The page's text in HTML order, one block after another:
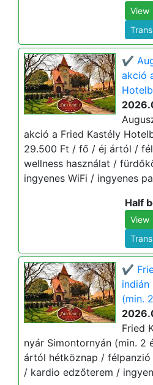
View
✔️
akció
akció a Fried Kastély
29.500 Ft / fő / éj ártól /
wellness használat /
ingyenes WiFi / ingyenes
Half
View
✔️
indián
(min.
Fried
nyár Simontornyán (min. 2
ártól hétköznap / félpanzió
/ kardio edzőterem /